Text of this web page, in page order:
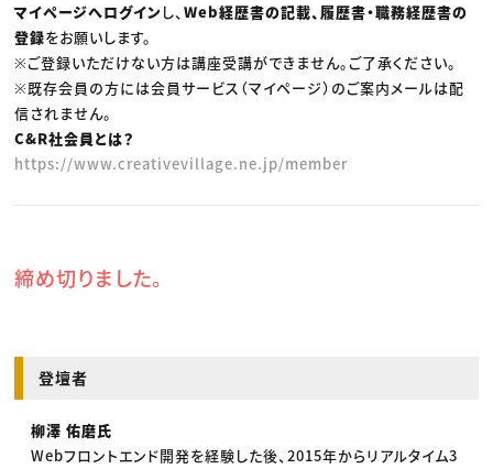
マイページへログインし、Web経歴書の記載、履歴書・職務経歴書の
登録をお願いします。
※ご登録いただけない方は講座受講ができません。ご了承ください。
※既存会員の方には会員サービス（マイページ）のご案内メールは配
信されません。
C&R社会員とは？
https://www.creativevillage.ne.jp/member
締め切りました。
登壇者
柳澤 佑磨氏
Webフロントエンド開発を経験した後、2015年からリアルタイム3